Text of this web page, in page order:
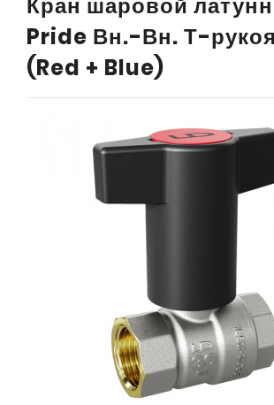
Pride Вн.-Вн. Т-
(Red + Blue)